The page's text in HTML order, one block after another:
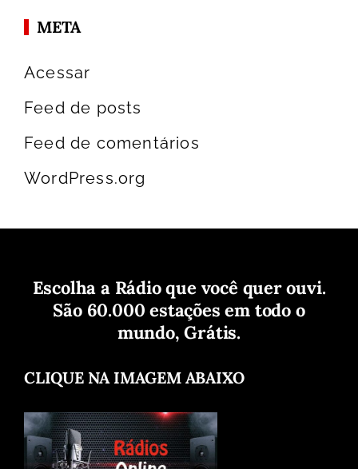
META
Acessar
Feed de posts
Feed de comentários
WordPress.org
Escolha a Rádio que você quer ouvi.
São 60.000 estações em todo o
mundo, Grátis.
CLIQUE NA IMAGEM ABAIXO